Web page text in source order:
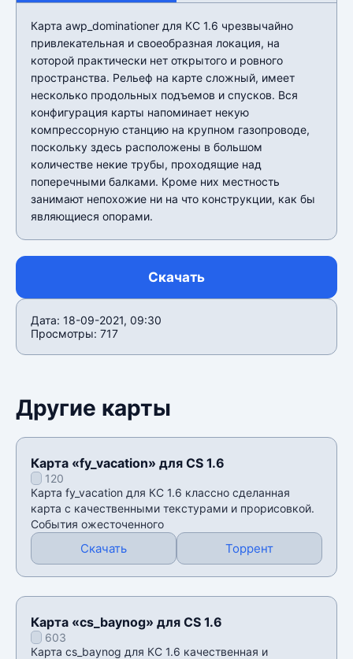
Карта awp_dominationer для КС 1.6 чрезвычайно
привлекательная и своеобразная локация, на
которой практически нет открытого и ровного
пространства. Рельеф на карте сложный, имеет
несколько продольных подъемов и спусков. Вся
конфигурация карты напоминает некую
компрессорную станцию на крупном газопроводе,
поскольку здесь расположены в большом
количестве некие трубы, проходящие над
поперечными балками. Кроме них местность
занимают непохожие ни на что конструкции, как бы
являющиеся опорами.
Скачать
Дата: 18-09-2021, 09:30
Просмотры: 717
Другие карты
Карта «fy_vacation» для CS 1.6
120
Карта fy_vacation для КС 1.6 классно сделанная
карта с качественными текстурами и прорисовкой.
События ожесточенного
Скачать Торрент
Карта «cs_baynog» для CS 1.6
603
Карта cs_baynog для КС 1.6 качественная и